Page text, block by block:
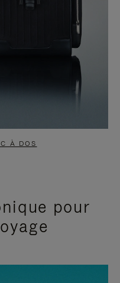
À DOS
pour